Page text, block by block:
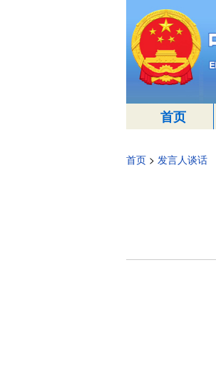
首页
首页> 发言人谈话